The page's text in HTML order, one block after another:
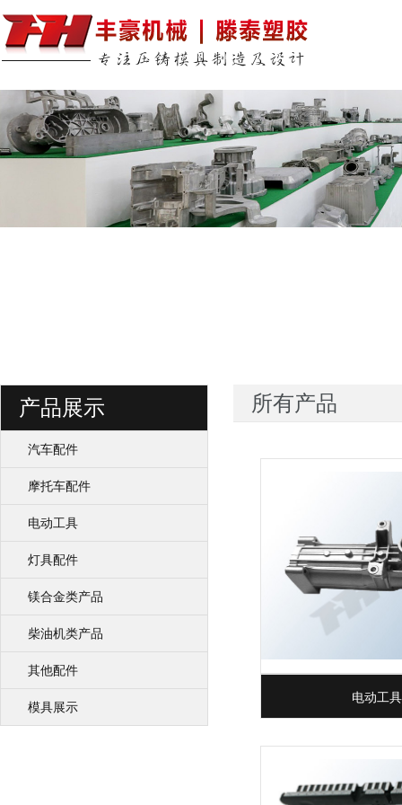
产品展示
汽车配件
摩托车配件
电动工具
灯具配件
镁合金类产品
柴油机类产品
其他配件
模具展示
所有产品
电动工